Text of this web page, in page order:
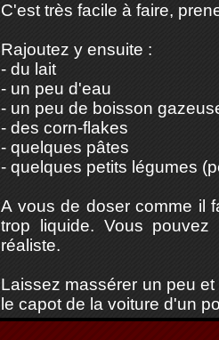
C'est très facile à faire,
Rajoutez y ensuite :
- du lait
- un peu d'eau
- un peu de boisson
- des corn-flakes
- quelques pâtes
- quelques petits légumes
A vous de doser comme il
trop liquide. Vous
réaliste.
Laissez massérer un peu
le capot de la voiture d'un